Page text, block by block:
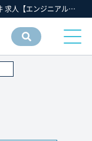
団体保険システムの開発 - フリーエンジニア IT 案件 求人【エンジニアルーム】ITフリーランス ITエンジニア IT個人事業主 仕事 転職 募集
情報